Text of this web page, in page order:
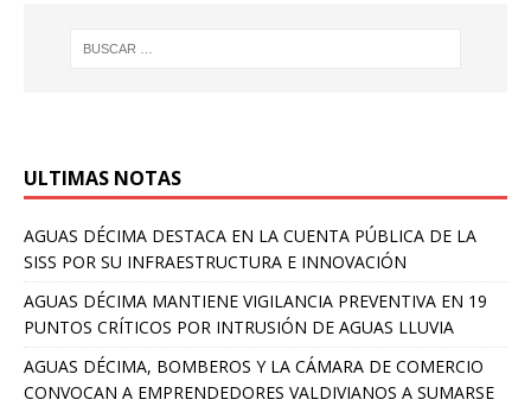
ULTIMAS NOTAS
AGUAS DÉCIMA DESTACA EN LA CUENTA PÚBLICA DE LA
SISS POR SU INFRAESTRUCTURA E INNOVACIÓN
AGUAS DÉCIMA MANTIENE VIGILANCIA PREVENTIVA EN 19
PUNTOS CRÍTICOS POR INTRUSIÓN DE AGUAS LLUVIA
AGUAS DÉCIMA, BOMBEROS Y LA CÁMARA DE COMERCIO
CONVOCAN A EMPRENDEDORES VALDIVIANOS A SUMARSE